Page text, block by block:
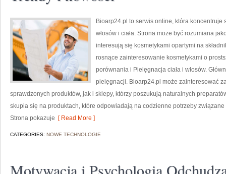
Bioarp24.pl to serwis online, która koncentruje
włosów i ciała. Strona może być rozumiana
interesują się kosmetykami opartymi na
rosnące zainteresowanie kosmetykami o
porównania i Pielęgnacja ciała i włosów.
pielęgnacji. Bioarp24.pl może zainteresować
sprawdzonych produktów, jak i sklepy, którzy poszukują naturalnych
skupia się na produktach, które odpowiadają na codzienne potrzeby związane
Strona pokazuje [ Read More ]
CATEGORIES: NOWE TECHNOLOGIE
Motywacja i Psychologia